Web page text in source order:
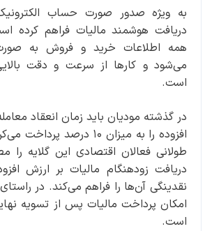
به ویژه صدور صورت حساب
دریافت هوشمند مالیات فراهم کرده
همه اطلاعات خرید و فروش به
می‌شود و کارها از سرعت و دقت
است.
در گذشته مودیان باید زمان انعقاد
افزوده را به میزان ۱۰ درصد
طولانی فعالان اقتصادی این گلایه را
دریافت زودهنگام مالیات بر ارزش
نقدینگی آن‌ها را فراهم می‌کند. در
امکان پرداخت مالیات پس از تسویه
است.